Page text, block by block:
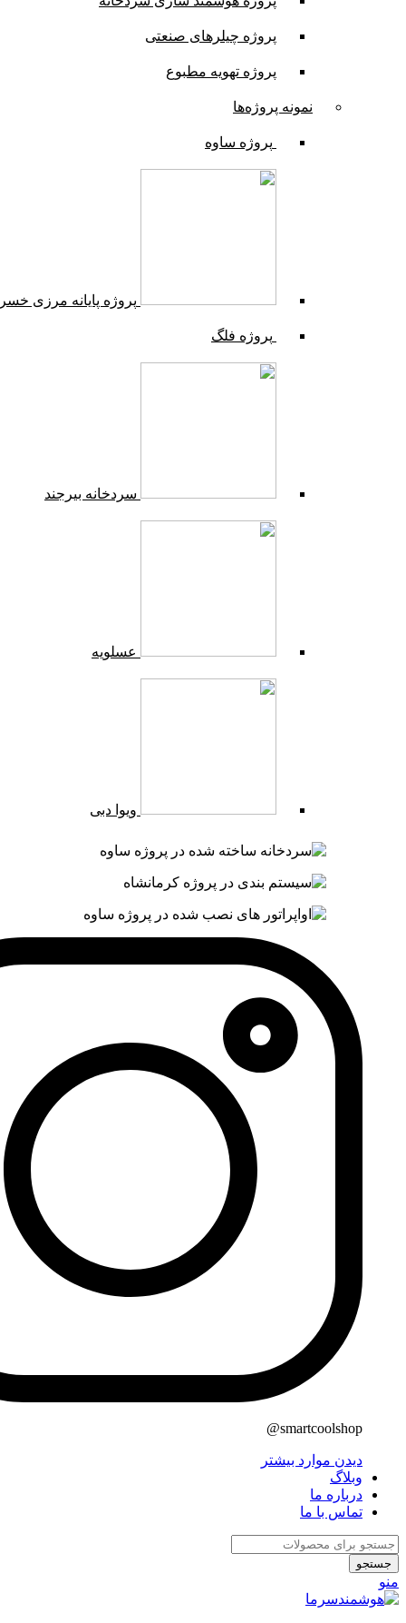
پروژه چیلرهای صنعتی
پروژه تهویه مطبوع
نمونه پروژه‌ها
پروژه ساوه
پروژه پایانه مرزی
پروژه فلگ
سردخانه بیرجند
عسلویه
ویوا دبی
smartcoolshop@
دیدن موارد بیشتر
وبلاگ
درباره ما
تماس با ما
جستجو
منو